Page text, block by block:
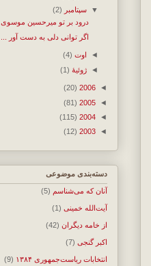
▼سپتامبر (2)
درود بر تو میرحسین موسوی
اگر توانی دلی به دست آور ...
◄ اوت (4)
◄ژوئیهٔ (1)
◄
2006
(20)
◄
2005
(81)
◄
2004
(115)
◄
2003
(12)
دسته‌بندی موضوعی
آنان که می‌شناسم (5)
آیت‌الله خمینی (1)
از خامه دیگران (42)
اکبر گنجی (7)
انتخابات ریاست‌جمهوری ۱۳۸۴ (9)